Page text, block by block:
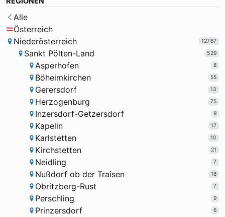
Alle
Österreich
Niederösterreich
12767
Sankt Pölten-Land 529
Asperhofen 8
Böheimkirchen 55
Gerersdorf 13
Herzogenburg 75
Inzersdorf-Getzersdorf 9
Kapelln 17
Karlstetten 10
Kirchstetten 21
Neidling 7
Nußdorf ob der Traisen 18
Obritzberg-Rust 7
Perschling 9
Prinzersdorf 6